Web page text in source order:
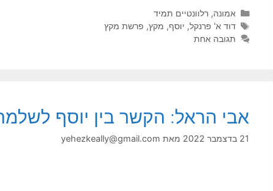
קטגוריות
אמונה, רלוונטיים תמיד
תגיות
דוד א' פרנקל, יוסף, מקץ, פרשת מקץ
תגובה אחת
אבי הראל: הקשר בין יוסף
21 בדצמבר 2022 מאת yehezkeally@gmail.com